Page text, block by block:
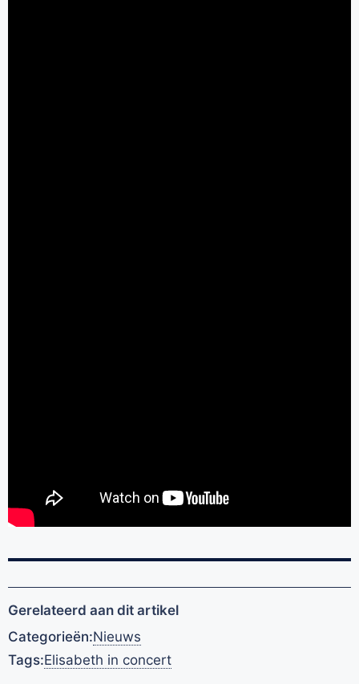
Gerelateerd aan dit artikel
Categorieën:Nieuws
Tags:Elisabeth in concert